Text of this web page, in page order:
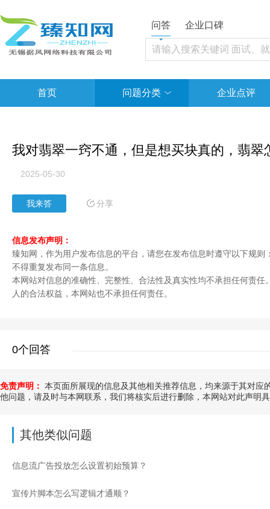
问答 企业口碑
首页 问题分类 企业点评
我对翡翠一窍不通，但是想买块真的，翡
2025-05-30
我来答 分享
信息发布声明：
臻知网，作为用户发布信息的平台，请您在发布信息时遵守以下规
不得重复发布同一条信息。
本网站对信息的准确性、完整性、合法性及真实性均不承担任何责任
人的合法权益，本网站也不承担任何责任。
0个回答
免责声明： 本页面所展现的信息及其他相关推荐信息，均来源于其对
他问题，请及时与本网联系，我们将核实后进行删除，本网站对此声明
其他类似问题
信息流广告投放怎么设置初始预算？
宣传片脚本怎么写逻辑才通顺？